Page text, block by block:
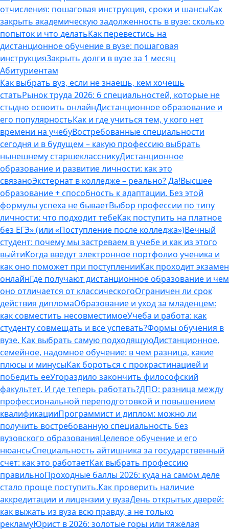
отчисления: пошаговая инструкция, сроки и шансыКак
закрыть академическую задолженность в вузе: сколько
попыток и что делатьКак перевестись на
дистанционное обучение в вузе: пошаговая
инструкцияЗакрыть долги в вузе за 1 месяц
Абитуриентам
Как выбрать вуз, если не знаешь, кем хочешь
статьРынок труда 2026: 6 специальностей, которые не
стыдно освоить онлайнДистанционное образование и
его популярностьКак и где учиться тем, у кого нет
времени на учебуВостребованные специальности
сегодня и в будущем – какую профессию выбрать
нынешнему старшеклассникуДистанционное
образование и развитие личности: как это
связаноЭкстернат в колледже – реально? Да!Высшее
образование + способность к адаптации. Без этой
формулы успеха не бываетВыбор профессии по типу
личности: что подходит тебеКак поступить на платное
без ЕГЭ» (или «Поступление после колледжа»)Вечный
студент: почему мы застреваем в учебе и как из этого
выйтиКогда введут электронное портфолио ученика и
как оно поможет при поступленииКак проходит экзамен
онлайнГде получают дистанционное образование и чем
оно отличается от классическогоОграничен ли срок
действия дипломаОбразование и уход за младенцем:
как совместить несовместимоеУчеба и работа: как
студенту совмещать и все успевать?Формы обучения в
вузе. Как выбрать самую подходящуюДистанционное,
семейное, надомное обучение: в чем разница, какие
плюсы и минусыКак бороться с прокрастинацией и
победить ееУгораздило закончить философский
факультет. И где теперь работать?ДПО: разница между
профессиональной переподготовкой и повышением
квалификацииПрограммист и диплом: можно ли
получить востребованную специальность без
вузовского образованияЦелевое обучение и его
нюансыСпециальность айтишника за государственный
счет: как это работаетКак выбрать профессию
правильноПроходные баллы 2026: куда на самом деле
стало проще поступить.Как проверить наличие
аккредитации и лицензии у вузаДень открытых дверей:
как выжать из вуза всю правду, а не только
рекламуЮрист в 2026: золотые горы или тяжёлая